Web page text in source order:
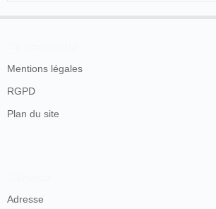
Mentions légales
RGPD
Plan du site
Adresse